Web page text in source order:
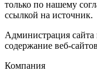
только по нашему
ссылкой на источник.
Администрация сайта
содержание веб-
Компания